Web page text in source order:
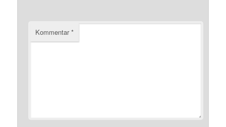
Kommentar*